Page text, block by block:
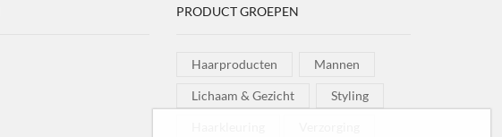
PRODUCT GROEPEN
Haarproducten Mannen
Lichaam & Gezicht Styling